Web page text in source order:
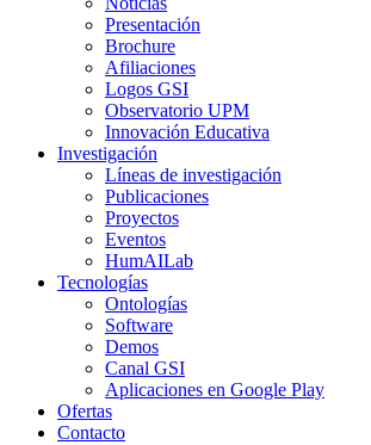
Presentación
Brochure
Afiliaciones
Logos GSI
Observatorio UPM
Innovación Educativa
Investigación
Líneas de investigación
Publicaciones
Proyectos
Eventos
HumAILab
Tecnologías
Ontologías
Software
Demos
Canal GSI
Aplicaciones en Google Play
Ofertas
Contacto